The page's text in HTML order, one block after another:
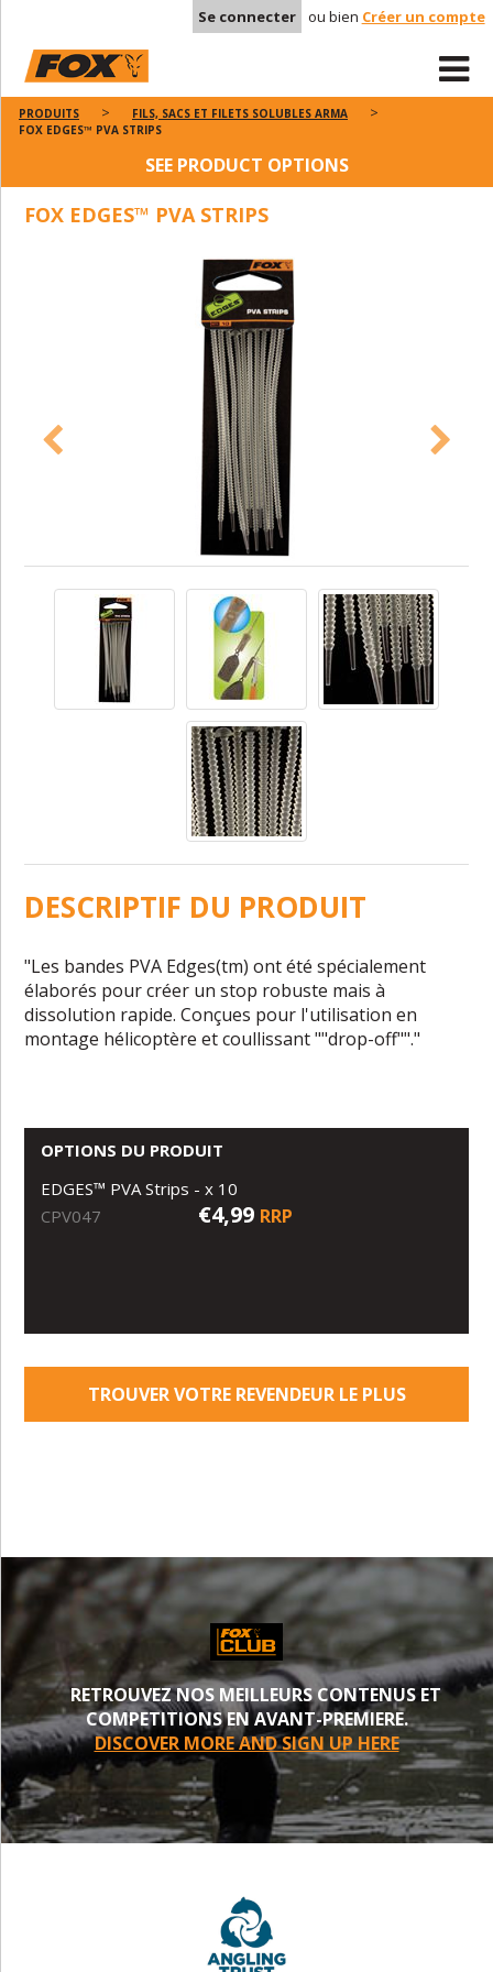
Se connecter ou bien Créer un compte
PRODUITS
FILS, SACS ET FILETS SOLUBLES ARMA
FOX EDGES™ PVA STRIPS
SEE PRODUCT OPTIONS
FOX EDGES™ PVA STRIPS
DESCRIPTIF DU PRODUIT
"Les bandes PVA Edges(tm) ont été spécialement
élaborés pour créer un stop robuste mais à
dissolution rapide. Conçues pour l'utilisation en
montage hélicoptère et coullissant ""drop-off""."
OPTIONS DU PRODUIT
EDGES™ PVA Strips - x 10
CPV047
€4,99 RRP
TROUVER VOTRE REVENDEUR LE PLUS
RETROUVEZ NOS MEILLEURS CONTENUS ET
COMPETITIONS EN AVANT-PREMIERE.
DISCOVER MORE AND SIGN UP HERE